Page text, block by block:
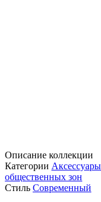
Описание коллекции
Категории
общественных зон
Стиль Современный